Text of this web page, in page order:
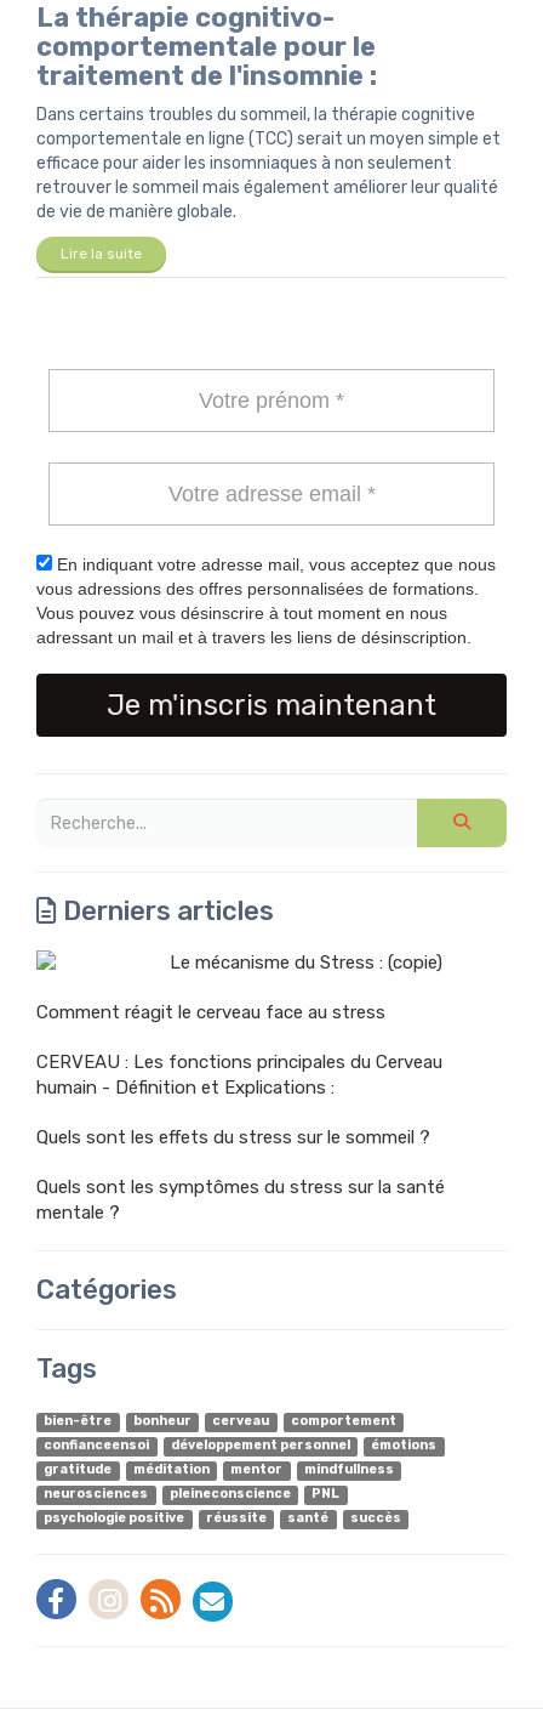
La thérapie cognitivo-
comportementale pour le
traitement de l'insomnie :
Dans certains troubles du sommeil, la thérapie cognitive
comportementale en ligne (TCC) serait un moyen simple et
efficace pour aider les insomniaques à non seulement
retrouver le sommeil mais également améliorer leur qualité
de vie de manière globale.
Lire la suite
En indiquant votre adresse mail, vous acceptez que nous
vous adressions des offres personnalisées de formations.
Vous pouvez vous désinscrire à tout moment en nous
adressant un mail et à travers les liens de désinscription.
Je m'inscris maintenant
Derniers articles
Le mécanisme du Stress : (copie)
Comment réagit le cerveau face au stress
CERVEAU : Les fonctions principales du Cerveau
humain - Définition et Explications :
Quels sont les effets du stress sur le sommeil ?
Quels sont les symptômes du stress sur la santé
mentale ?
Catégories
Tags
bien-être bonheur cerveau
comportement
confianceensoi
développement personnel
émotions
gratitude
méditation mentor
mindfullness
neurosciences
pleineconscience
PNL
psychologie positive
réussite santé succès